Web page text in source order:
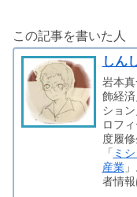
この記事を書いた人
しん
岩本
飾経
ショ
ロフ
度履
「 ミ
産業
者情報